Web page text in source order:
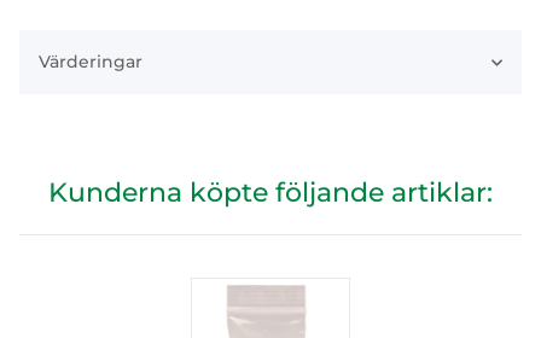
Värderingar
Kunderna köpte följande artiklar: